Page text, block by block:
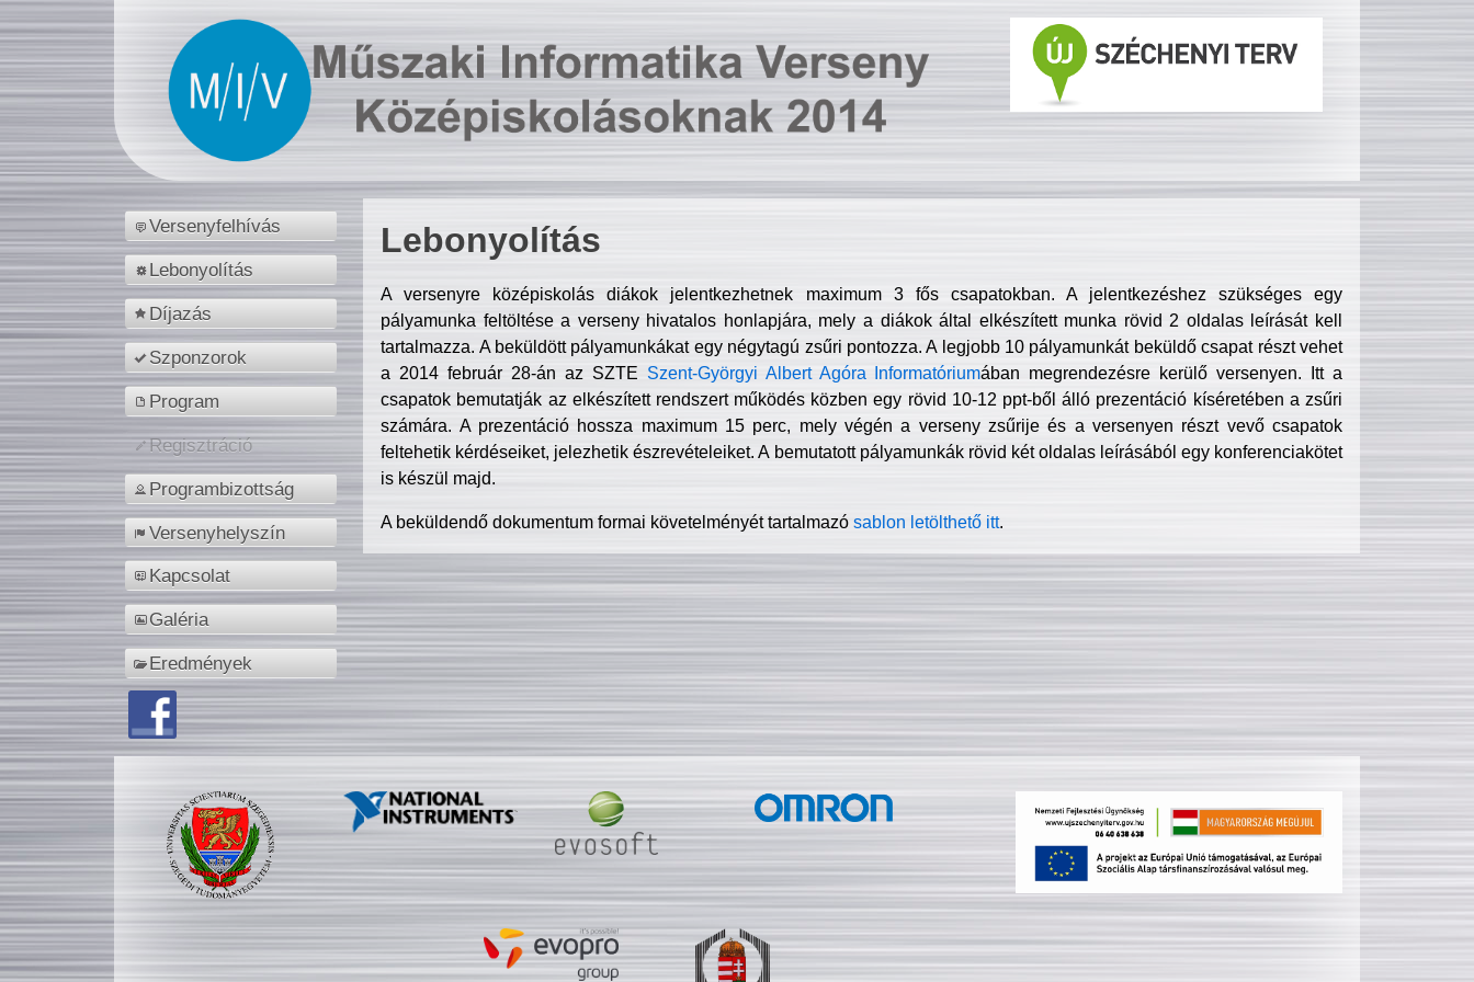
Versenyfelhívás
Lebonyolítás
Díjazás
Szponzorok
Program
Regisztráció
Programbizottság
Versenyhelyszín
Kapcsolat
Galéria
Eredmények
Lebonyolítás
A versenyre középiskolás diákok jelentkezhetnek maximum 3 fős csapatokban. A jelentkezéshez szükséges egy
pályamunka feltöltése a verseny hivatalos honlapjára, mely a diákok által elkészített munka rövid 2 oldalas leírását kell
tartalmazza. A beküldött pályamunkákat egy négytagú zsűri pontozza. A legjobb 10 pályamunkát beküldő csapat részt vehet
a 2014 február 28-án az SZTE Szent-Györgyi Albert Agóra Informatóriumában megrendezésre kerülő versenyen. Itt a
csapatok bemutatják az elkészített rendszert működés közben egy rövid 10-12 ppt-ből álló prezentáció kíséretében a zsűri
számára. A prezentáció hossza maximum 15 perc, mely végén a verseny zsűrije és a versenyen részt vevő csapatok
feltehetik kérdéseiket, jelezhetik észrevételeiket. A bemutatott pályamunkák rövid két oldalas leírásából egy konferenciakötet
is készül majd.
A beküldendő dokumentum formai követelményét tartalmazósablon letölthető itt.